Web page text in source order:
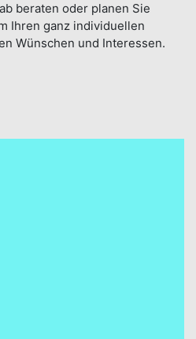
beraten oder planen Sie
Ihren ganz individuellen
Wünschen und Interessen.